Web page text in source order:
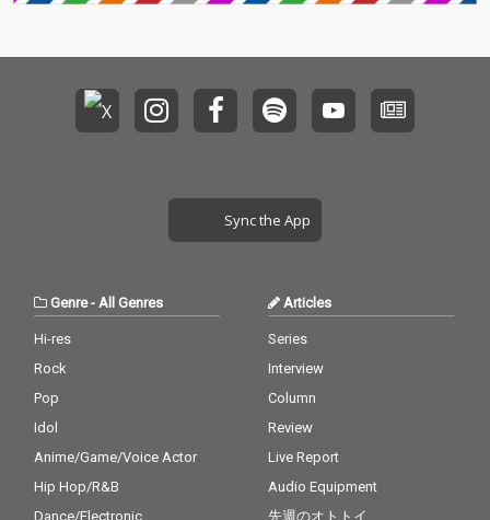
Sync the App
Genre- All Genres
Hi-res
Rock
Pop
Idol
Anime/Game/Voice Actor
Hip Hop/R&B
Dance/Electronic
Articles
Series
Interview
Column
Review
Live Report
Audio Equipment
先週のオトトイ